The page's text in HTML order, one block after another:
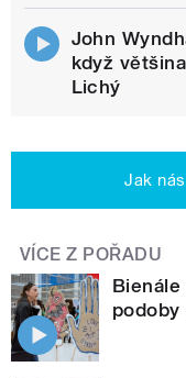
John
když
Lichý
Jak
VÍCE Z POŘADU
podoby